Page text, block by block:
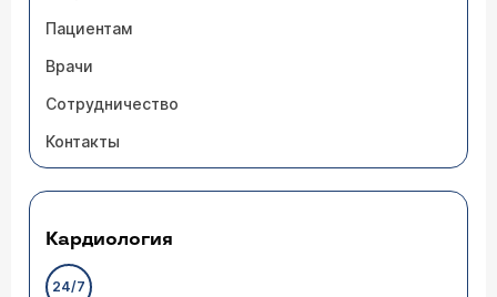
Пациентам
Врачи
Сотрудничество
Контакты
Кардиология
24/7